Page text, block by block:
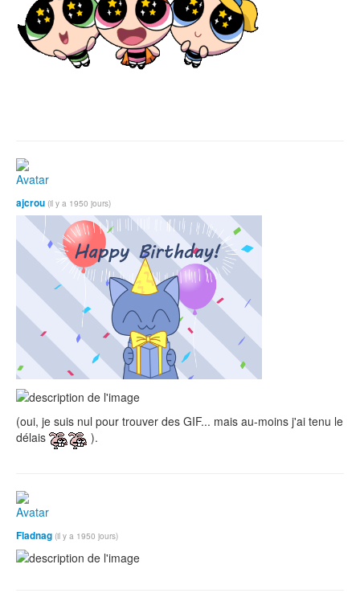
ajcrou (il y a 1950 jours)
(oui, je suis nul pour trouver des GIF... mais au-moins j'ai tenu le
délais
).
Fladnag (il y a 1950 jours)